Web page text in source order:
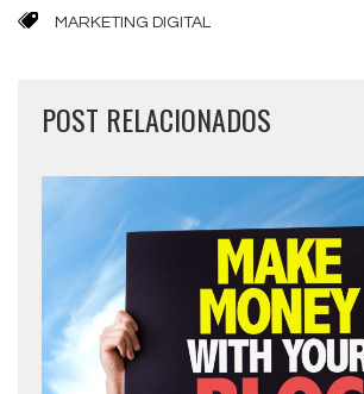
MARKETING DIGITAL
POST RELACIONADOS